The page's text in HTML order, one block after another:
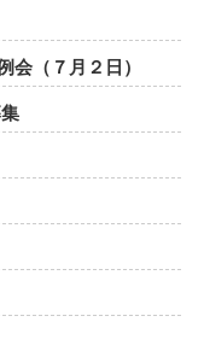
（７月２日）